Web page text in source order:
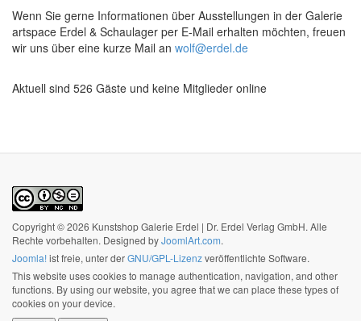
Wenn Sie gerne Informationen über Ausstellungen in der Galerie
artspace Erdel & Schaulager per E-Mail erhalten möchten, freuen
wir uns über eine kurze Mail an wolf@erdel.de
Aktuell sind 526 Gäste und keine Mitglieder online
Copyright © 2026 Kunstshop Galerie Erdel | Dr. Erdel Verlag GmbH. Alle
Rechte vorbehalten. Designed byJoomlArt.com.
Joomla!ist freie, unter derGNU/GPL-Lizenzveröffentlichte Software.
This website uses cookies to manage authentication, navigation, and other
functions. By using our website, you agree that we can place these types of
cookies on your device.